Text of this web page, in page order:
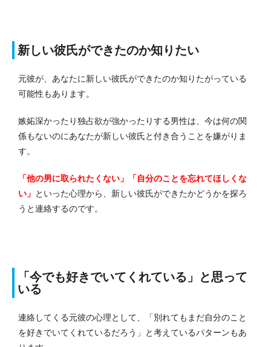
新しい彼氏ができたのか知りたい
元彼が、あなたに新しい彼氏ができたのか知りたがっている
可能性もあります。
嫉妬深かったり独占欲が強かったりする男性は、今は何の関
係もないのにあなたが新しい彼氏と付き合うことを嫌がりま
す。
「他の男に取られたくない」「自分のことを忘れてほしくな
い」 といった心理から、新しい彼氏ができたかどうかを探ろ
うと連絡するのです。
「今でも好きでいてくれている」と思って
いる
連絡してくる元彼の心理として、「別れてもまだ自分のこと
を好きでいてくれているだろう」と考えているパターンもあ